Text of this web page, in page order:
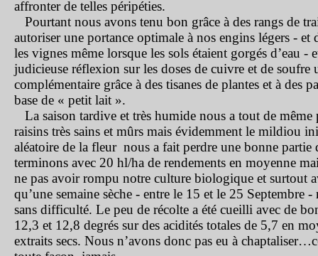
affronter de telles péripéties.
Pourtant nous avons tenu bon grâce à des rangs de
autoriser une portance optimale à nos engins légers -
les vignes même lorsque les sols étaient gorgés d’eau -
judicieuse réflexion sur les doses de cuivre et de soufre
complémentaire grâce à des tisanes de plantes et à des
base de « petit lait ».
La saison tardive et très humide nous a tout de même
raisins très sains et mûrs mais évidemment le mildiou
aléatoire de la fleur nous a fait perdre une bonne partie
terminons avec 20 hl/ha de rendements en moyenne
ne pas avoir rompu notre culture biologique et surtout
qu’une semaine sèche - entre le 15 et le 25 Septembre
sans difficulté. Le peu de récolte a été cueilli avec de
12,3 et 12,8 degrés sur des acidités totales de 5,7 en
extraits secs. Nous n’avons donc pas eu à